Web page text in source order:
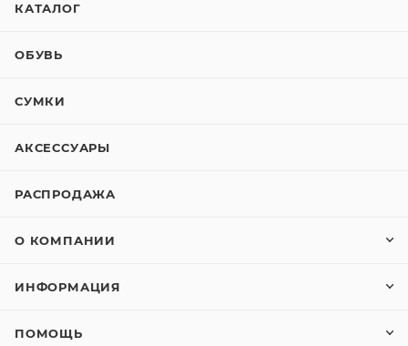
КАТАЛОГ
ОБУВЬ
СУМКИ
АКСЕССУАРЫ
РАСПРОДАЖА
О КОМПАНИИ
ИНФОРМАЦИЯ
ПОМОЩЬ